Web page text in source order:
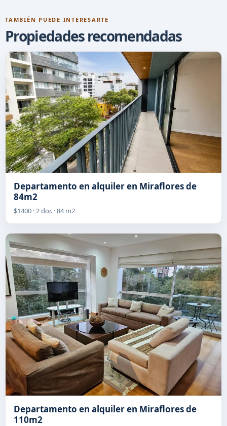
TAMBIÉN PUEDE INTERESARTE
Propiedades recomendadas
Departamento en alquiler en Miraflores de
84m2
$1400 · 2 dor. · 84 m2
Departamento en alquiler en Miraflores de
110m2